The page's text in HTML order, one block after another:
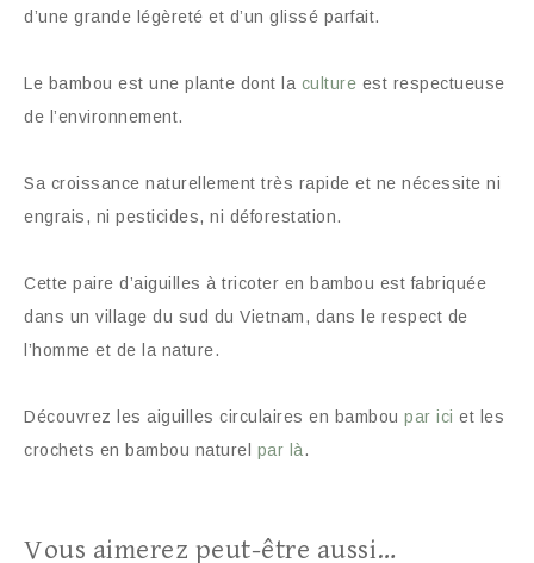
d’une grande légèreté et d’un glissé parfait.
Le bambou est une plante dont la culture est respectueuse
de l’environnement.
Sa croissance naturellement très rapide et ne nécessite ni
engrais, ni pesticides, ni déforestation.
Cette paire d’aiguilles à tricoter en bambou est fabriquée
dans un village du sud du Vietnam, dans le respect de
l’homme et de la nature.
Découvrez les aiguilles circulaires en bambou par ici et les
crochets en bambou naturel par là.
Vous aimerez peut-être aussi…